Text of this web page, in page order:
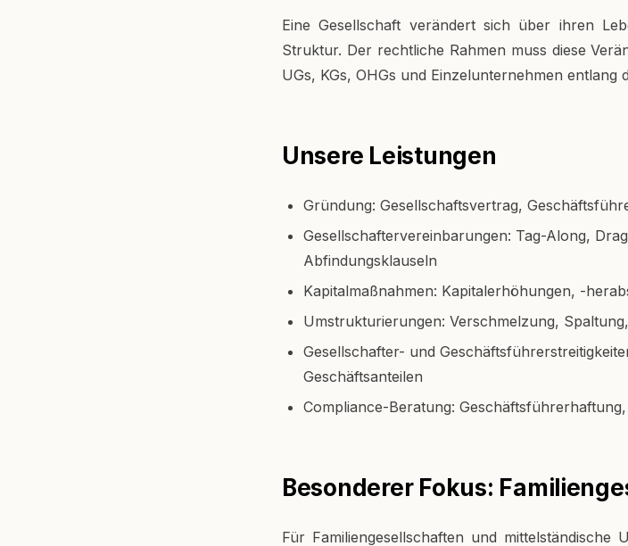
Eine Gesellschaft verändert sich über ihren
Struktur. Der rechtliche Rahmen muss diese
UGs, KGs, OHGs und Einzelunternehmen entlang
Unsere Leistungen
Gründung: Gesellschaftsvertrag,
Gesellschaftervereinbarungen: Tag-Along,
Abfindungsklauseln
Kapitalmaßnahmen: Kapitalerhöhungen, -
Umstrukturierungen: Verschmelzung,
Gesellschafter- und
Geschäftsanteilen
Compliance-Beratung:
Besonderer Fokus:
Für Familiengesellschaften und